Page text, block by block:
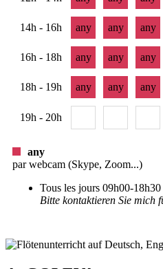
14h - 16h any any any
16h - 18h any any any
18h - 19h any any any
19h - 20h
any
par webcam (Skype, Zoom...)
Tous les jours 09h00-18h30
Bitte kontaktieren Sie mich